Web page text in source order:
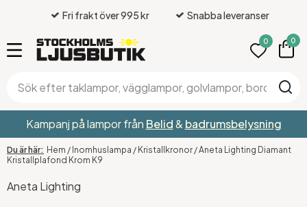
Fri frakt över 995 kr Snabba leveranser
0 0
Kampanj på lampor från Belid& badrumsbelysning
Hem / Inomhuslampa / Kristallkronor /Aneta Lighting Diamant
Kristallplafond Krom K9
Aneta Lighting